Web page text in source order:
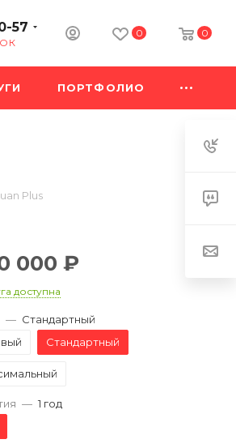
57 0 0
ПОРТФОЛИО
Plus
000 ₽
доступна
— Стандартный
Стандартный
— 1 год